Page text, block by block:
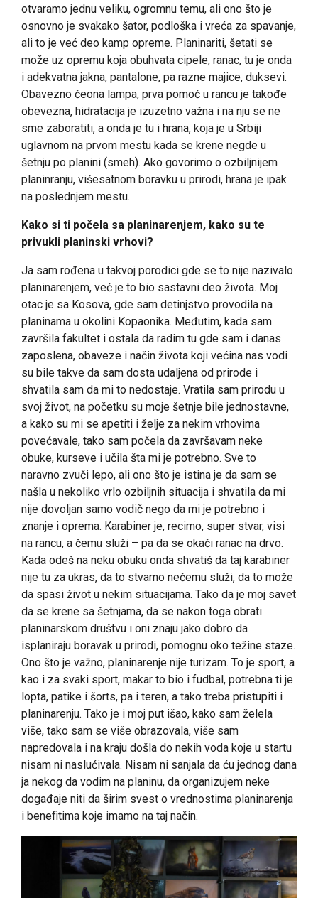
otvaramo jednu veliku, ogromnu temu, ali ono što je
osnovno je svakako šator, podloška i vreća za spavanje,
ali to je već deo kamp opreme. Planinariti, šetati se
može uz opremu koja obuhvata cipele, ranac, tu je onda
i adekvatna jakna, pantalone, pa razne majice, duksevi.
Obavezno čeona lampa, prva pomoć u rancu je takođe
obevezna, hidratacija je izuzetno važna i na nju se ne
sme zaboratiti, a onda je tu i hrana, koja je u Srbiji
uglavnom na prvom mestu kada se krene negde u
šetnju po planini (smeh). Ako govorimo o ozbiljnijem
planinranju, višesatnom boravku u prirodi, hrana je ipak
na poslednjem mestu.
Kako si ti počela sa planinarenjem, kako su te
privukli planinski vrhovi?
Ja sam rođena u takvoj porodici gde se to nije nazivalo
planinarenjem, već je to bio sastavni deo života. Moj
otac je sa Kosova, gde sam detinjstvo provodila na
planinama u okolini Kopaonika. Međutim, kada sam
završila fakultet i ostala da radim tu gde sam i danas
zaposlena, obaveze i način života koji većina nas vodi
su bile takve da sam dosta udaljena od prirode i
shvatila sam da mi to nedostaje. Vratila sam prirodu u
svoj život, na početku su moje šetnje bile jednostavne,
a kako su mi se apetiti i želje za nekim vrhovima
povećavale, tako sam počela da završavam neke
obuke, kurseve i učila šta mi je potrebno. Sve to
naravno zvuči lepo, ali ono što je istina je da sam se
našla u nekoliko vrlo ozbiljnih situacija i shvatila da mi
nije dovoljan samo vodič nego da mi je potrebno i
znanje i oprema. Karabiner je, recimo, super stvar, visi
na rancu, a čemu služi – pa da se okači ranac na drvo.
Kada odeš na neku obuku onda shvatiš da taj karabiner
nije tu za ukras, da to stvarno nečemu služi, da to može
da spasi život u nekim situacijama. Tako da je moj savet
da se krene sa šetnjama, da se nakon toga obrati
planinarskom društvu i oni znaju jako dobro da
isplaniraju boravak u prirodi, pomognu oko težine staze.
Ono što je važno, planinarenje nije turizam. To je sport, a
kao i za svaki sport, makar to bio i fudbal, potrebna ti je
lopta, patike i šorts, pa i teren, a tako treba pristupiti i
planinarenju. Tako je i moj put išao, kako sam želela
više, tako sam se više obrazovala, više sam
napredovala i na kraju došla do nekih voda koje u startu
nisam ni naslućivala. Nisam ni sanjala da ću jednog dana
ja nekog da vodim na planinu, da organizujem neke
događaje niti da širim svest o vrednostima planinarenja
i benefitima koje imamo na taj način.